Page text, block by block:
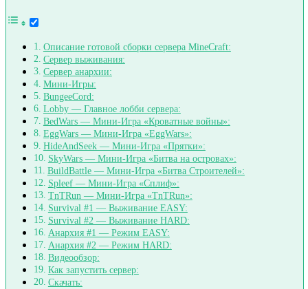
Описание готовой сборки сервера MineCraft:
Сервер выживания:
Сервер анархии:
Мини-Игры:
BungeeCord:
Lobby — Главное лобби сервера:
BedWars — Мини-Игра «Кроватные войны»:
EggWars — Мини-Игра «EggWars»:
HideAndSeek — Мини-Игра «Прятки»:
SkyWars — Мини-Игра «Битва на островах»:
BuildBattle — Мини-Игра «Битва Строителей»:
Spleef — Мини-Игра «Сплиф»:
TnTRun — Мини-Игра «TnTRun»:
Survival #1 — Выживание EASY:
Survival #2 — Выживание HARD:
Анархия #1 — Режим EASY:
Анархия #2 — Режим HARD:
Видеообзор:
Как запустить сервер:
Скачать: